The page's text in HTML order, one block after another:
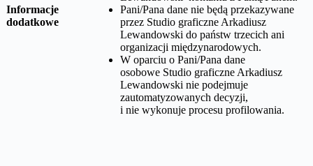
Informacje
dodatkowe
Pani/Pana dane nie będą przekazywane
przez Studio graficzne Arkadiusz
Lewandowski do państw trzecich ani
organizacji międzynarodowych.
W oparciu o Pani/Pana dane
osobowe Studio graficzne Arkadiusz
Lewandowski nie podejmuje
zautomatyzowanych decyzji,
i nie wykonuje procesu profilowania.